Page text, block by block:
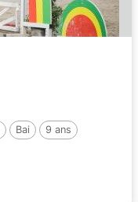
Bai 9 ans